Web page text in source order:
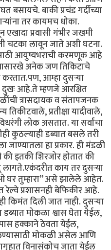
बाकी प्रचंड गर्दीच्या
तर कायमच धोका.
प्रवासी गंभीर जखमी
चटका लावून जाते अशी घटना.
आयुष्यभराची करमणूक आहे
अनेक जण तिकिटाचे
आम्हा दुसऱ्या
दुखः आहे.ते म्हणजे आरक्षित
त्रासदायक व संतापजनक
प्रतीक्षा यादीवाले,
लोक असतात. या सर्वांचा
कुठल्याही डब्यात बसले तरी
हा प्रकार. ही मंडळी
इतकी शिरजोर होतात की
लागते.एकंदरीत काय तर दुसऱ्या
घर तुम्हारा’’ असे झालेले आहेत.
रेल्वे प्रशासनही बेफिकीर आहे.
किमंत दिली जात नाही. दुसऱ्या
डब्यात मोकळा श्वास घेता येईल,
हक्काने ठेवता येईल,
मोकळी असेल आणि
विनासंकोच जाता येईल